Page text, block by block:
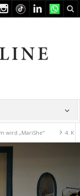
4. Kunstfest